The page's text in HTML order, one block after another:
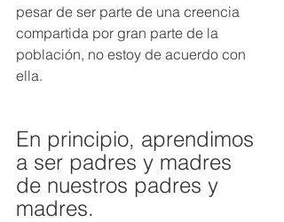
pesar de ser parte de una creencia
compartida por gran parte de la
población, no estoy de acuerdo con
ella.
En principio, aprendimos
a ser padres y madres
de nuestros padres y
madres.